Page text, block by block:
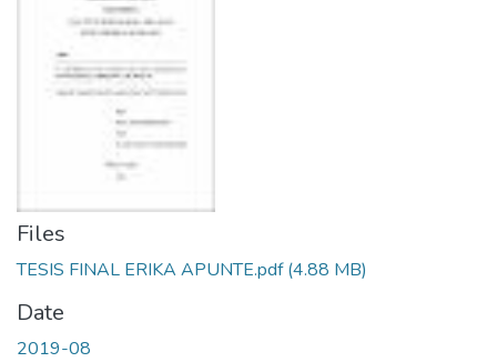
Files
TESIS FINAL ERIKA APUNTE.pdf(4.88 MB)
Date
2019-08